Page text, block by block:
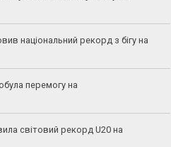
національний рекорд з бігу на
перемогу на
світовий рекорд U20 на